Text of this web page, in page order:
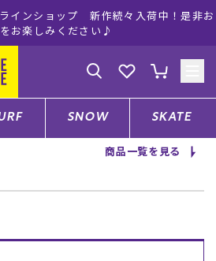
インショップ 新作続々入荷中！是非お
お楽しみください♪
会員登録
SNOW SKATE
商品一覧を見る